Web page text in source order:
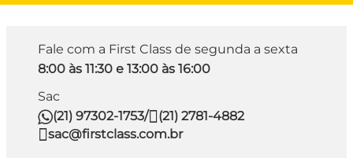
Fale com a First Class de segunda a sexta
8:00 às 11:30 e 13:00 às 16:00
Sac
(21) 97302-1753/
(21) 2781-4882
sac@firstclass.com.br